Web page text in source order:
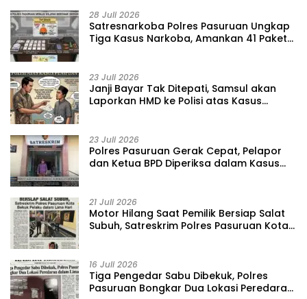
28 Juli 2026
‎Satresnarkoba Polres Pasuruan Ungkap
Tiga Kasus Narkoba, Amankan 41 Paket
23 Juli 2026
‎Janji Bayar Tak Ditepati, Samsul akan
Laporkan HMD ke Polisi atas Kasus
23 Juli 2026
‎Polres Pasuruan Gerak Cepat, Pelapor
dan Ketua BPD Diperiksa dalam Kasus
21 Juli 2026
‎Motor Hilang Saat Pemilik Bersiap Salat
Subuh, Satreskrim Polres Pasuruan Kota
16 Juli 2026
Tiga Pengedar Sabu Dibekuk, Polres
Pasuruan Bongkar Dua Lokasi Peredaran